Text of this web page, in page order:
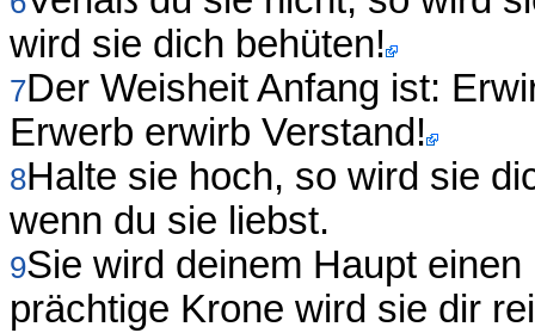
wird sie dich behüten!
7Der Weisheit Anfang ist:
Erwerb erwirb Verstand!
8Halte sie hoch, so wird sie
wenn du sie liebst.
9Sie wird deinem Haupt
prächtige Krone wird sie dir